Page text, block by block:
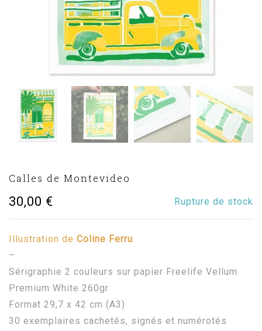
Calles de Montevideo
30,00 € Rupture de stock
Illustration de Coline Ferru
–
Sérigraphie 2 couleurs sur papier Freelife Vellum
Premium White 260gr
Format 29,7 x 42 cm (A3)
30 exemplaires cachetés, signés et numérotés